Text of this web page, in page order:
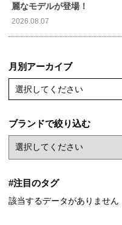
麗なモデルが登場！
2026.08.07
月別アーカイブ
選択してください
ブランドで絞り込む
#注目のタグ
該当するデータがありません